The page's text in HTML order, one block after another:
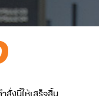
สั่งนี้ให้เสร็จสิ้น